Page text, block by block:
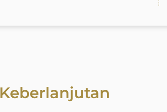
Keberlanjutan